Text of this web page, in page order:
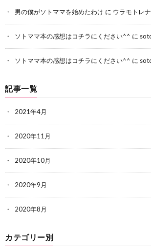
男の僕がソトママを始めたわけ に ウラモトレナ
ソトママ本の感想はコチラにください^^ に
ソトママ本の感想はコチラにください^^ に
記事一覧
2021年4月
2020年11月
2020年10月
2020年9月
2020年8月
カテゴリー別